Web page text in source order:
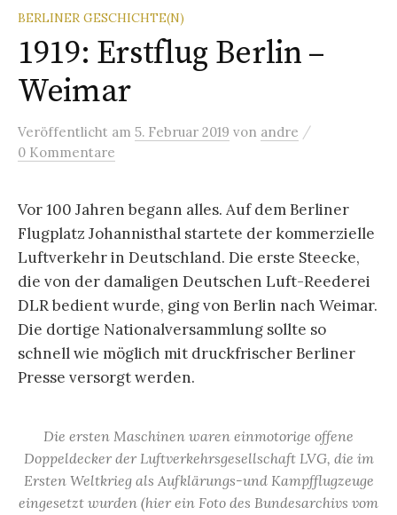
BERLINER GESCHICHTE(N)
1919: Erstflug Berlin –
Weimar
Veröffentlicht am 5. Februar 2019 von andre /
0 Kommentare
Vor 100 Jahren begann alles. Auf dem Berliner
Flugplatz Johannisthal startete der kommerzielle
Luftverkehr in Deutschland. Die erste Steecke,
die von der damaligen Deutschen Luft-Reederei
DLR bedient wurde, ging von Berlin nach Weimar.
Die dortige Nationalversammlung sollte so
schnell wie möglich mit druckfrischer Berliner
Presse versorgt werden.
Die ersten Maschinen waren einmotorige offene
Doppeldecker der Luftverkehrsgesellschaft LVG, die im
Ersten Weltkrieg als Aufklärungs-und Kampfflugzeuge
eingesetzt wurden (hier ein Foto des Bundesarchivs vom